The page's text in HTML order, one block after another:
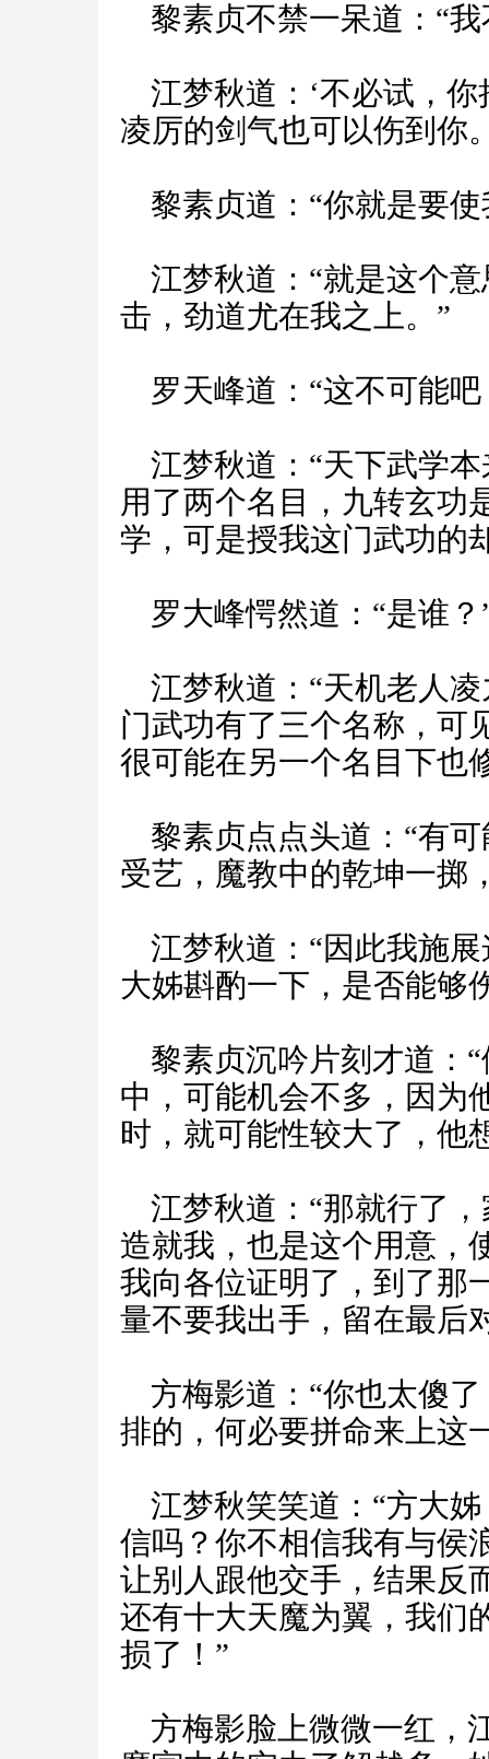
黎素贞不禁一呆道：“
江梦秋道：‘不必试，你
凌厉的剑气也可以伤到你
黎素贞道：“你就是要使
江梦秋道：“就是这个
击，劲道尤在我之上。”
罗天峰道：“这不可能吧
江梦秋道：“天下武学
用了两个名目，九转玄功
学，可是授我这门武功的
罗大峰愕然道：“是谁？
江梦秋道：“天机老人
门武功有了三个名称，可
很可能在另一个名目下也
黎素贞点点头道：“有
受艺，魔教中的乾坤一掷
江梦秋道：“因此我施
大姊斟酌一下，是否能够
黎素贞沉吟片刻才道：
中，可能机会不多，因为
时，就可能性较大了，他
江梦秋道：“那就行了
造就我，也是这个用意，
我向各位证明了，到了那
量不要我出手，留在最后
方梅影道：“你也太傻
排的，何必要拼命来上这
江梦秋笑笑道：“方大
信吗？你不相信我有与侯
让别人跟他交手，结果反
还有十大天魔为翼，我们
损了！”
方梅影脸上微微一红，